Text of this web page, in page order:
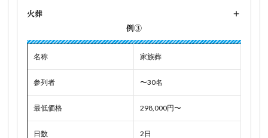
火葬
+
例③
名称 家族葬
参列者 〜30名
最低価格 298,000円〜
日数 2日